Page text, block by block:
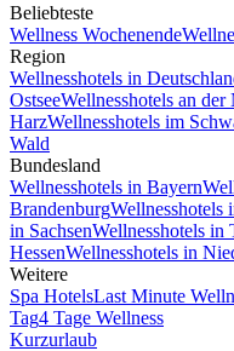
Beliebteste
Wellness Wochenende
Region
Wellnesshotels in
OstseeWellnesshotels an der
HarzWellnesshotels im
Wald
Bundesland
Wellnesshotels in Bayern
BrandenburgWellnesshotels
in SachsenWellnesshotels in
HessenWellnesshotels in
Weitere
Spa HotelsLast Minute
Tag4 Tage Wellness
Kurzurlaub